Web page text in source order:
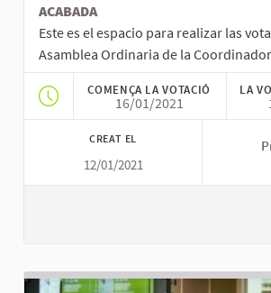
ACABADA
Este es el espacio para realizar las
Asamblea Ordinaria de la
COMENÇA LA VOTACIÓ
16/01/2021
LA
CREAT EL
12/01/2021